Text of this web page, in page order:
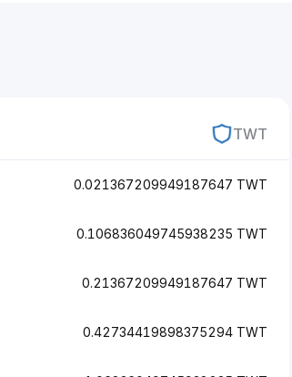
TWT
0.021367209949187647 TWT
0.106836049745938235 TWT
0.21367209949187647 TWT
0.42734419898375294 TWT